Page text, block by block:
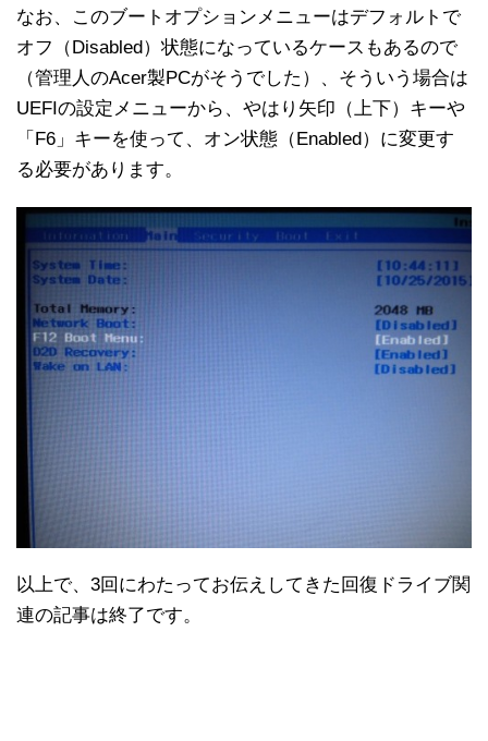
なお、このブートオプションメニューはデフォルトで
オフ（Disabled）状態になっているケースもあるので
（管理人のAcer製PCがそうでした）、そういう場合は
UEFIの設定メニューから、やはり矢印（上下）キーや
「F6」キーを使って、オン状態（Enabled）に変更す
る必要があります。
以上で、3回にわたってお伝えしてきた回復ドライブ関
連の記事は終了です。